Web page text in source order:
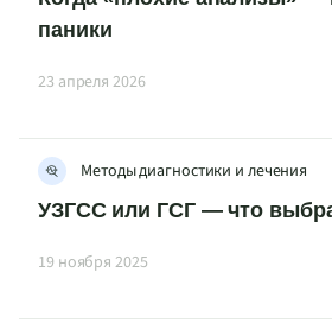
паники
23 апреля 2026
Методы диагностики и лечения
УЗГСС или ГСГ — что
19 ноября 2025